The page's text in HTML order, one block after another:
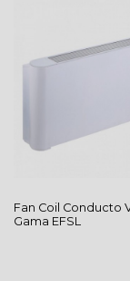
Fan Coil Conducto
Gama EFSL